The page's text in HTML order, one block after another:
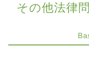
その他法律